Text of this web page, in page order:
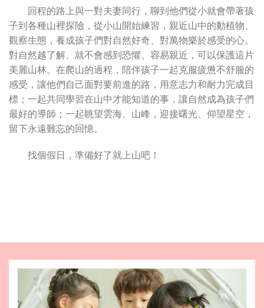
回程的路上與一對夫妻同行，聊到他們從小就會帶著孩
子到各種山裡探險，從小山開始練習，親近山中的動植物、
觀察生態，養成孩子們對自然好奇、對萬物樂於感受的心。
對自然越了解、就不會感到恐懼、容易親近，可以保護這片
美麗山林。在爬山的過程，陪伴孩子一起克服疲憊不舒服的
感受，讓他們自己面對要前進的路，用意志力和耐力完成目
標；一起共同學習在山中才能知道的事，讓自然成為孩子們
最好的導師；一起眺望雲海、山峰，迎接曙光、仰望星空，
留下永遠難忘的回憶。
找個假日，準備好了就上山吧！